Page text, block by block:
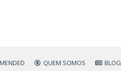
QUEM SOMOS BLOG